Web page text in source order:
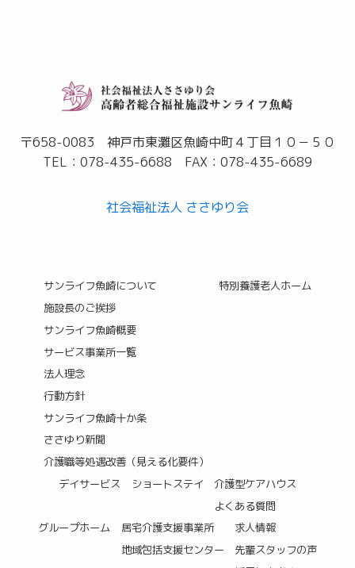
〒658-0083 神戸市東灘区魚崎中町４丁目１０－５０
TEL：078-435-6688 FAX：078-435-6689
社会福祉法人 ささゆり会
サンライフ魚崎について
施設長のご挨拶
サンライフ魚崎概要
サービス事業所一覧
法人理念
行動方針
サンライフ魚崎十か条
ささゆり新聞
介護職等処遇改善（見える化要件）
特別養護老人ホーム
デイサービス ショートステイ
介護型ケアハウス
よくある質問
グループホーム
居宅介護支援事業所
地域包括支援センター
求人情報
先輩スタッフの声